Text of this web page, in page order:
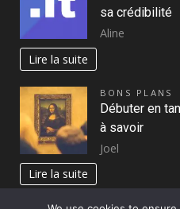
sa crédibilité
Aline
Lire la suite
BONS PLANS
Débuter en
à savoir
Joel
Lire la suite